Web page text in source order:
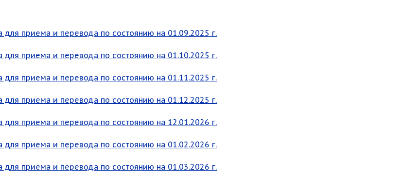
для приема и перевода по состоянию на 01.09.2025 г.
для приема и перевода по состоянию на 01.10.2025 г.
для приема и перевода по состоянию на 01.11.2025 г.
для приема и перевода по состоянию на 01.12.2025 г.
для приема и перевода по состоянию на 12.01.2026 г.
для приема и перевода по состоянию на 01.02.2026 г.
для приема и перевода по состоянию на 01.03.2026 г.